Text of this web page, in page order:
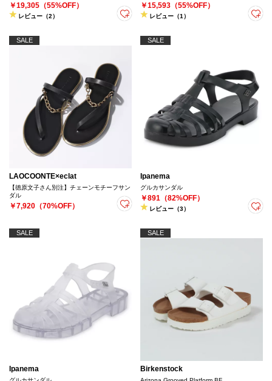
￥19,305（55%OFF）
レビュー（2）
￥15,593（55%OFF）
レビュー（1）
SALE
LAOCOONTE×eclat
【徳原文子さん別注】チェーンモチーフサン
ダル
￥7,920（70%OFF）
SALE
Ipanema
グルカサンダル
￥891（82%OFF）
レビュー（3）
SALE
Ipanema
SALE
Birkenstock